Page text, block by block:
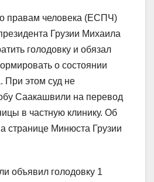
правам человека (ЕСПЧ)
Грузии Михаила
голодовку и обязал
о состоянии
При этом суд не
Саакашвили на перевод
в частную клинику. Об
странице Минюста Грузии
объявил голодовку 1